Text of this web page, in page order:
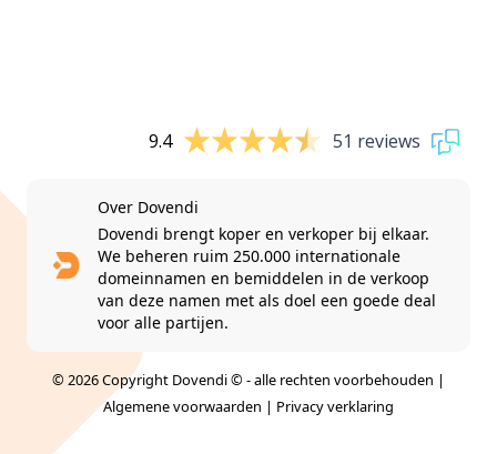
9.4 51 reviews
Over Dovendi
Dovendi brengt koper en verkoper bij elkaar.
We beheren ruim 250.000 internationale
domeinnamen en bemiddelen in de verkoop
van deze namen met als doel een goede deal
voor alle partijen.
© 2026 Copyright Dovendi © - alle rechten voorbehouden |
Algemene voorwaarden | Privacy verklaring